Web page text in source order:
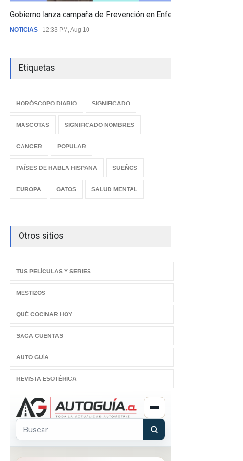
Gobierno lanza campaña de Prevención en Enfermedades
NOTICIAS 12:33 PM, Aug 10
Etiquetas
HORÓSCOPO DIARIO SIGNIFICADO
MASCOTAS SIGNIFICADO NOMBRES
CANCER POPULAR
PAÍSES DE HABLA HISPANA SUEÑOS
EUROPA GATOS SALUD MENTAL
Otros sitios
TUS PELÍCULAS Y SERIES
MESTIZOS
QUÉ COCINAR HOY
SACA CUENTAS
AUTO GUÍA
REVISTA ESOTÉRICA